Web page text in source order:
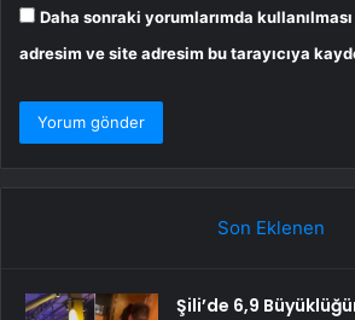
Daha sonraki yorumlarımda
adresim ve site adresim bu tarayıcıya
Son Eklenen
Şili’de 6,9